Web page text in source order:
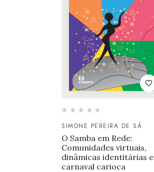
SIMONE PEREIRA DE SÁ
O Samba em Rede:
Comunidades virtuais,
dinâmicas identitárias e
carnaval carioca